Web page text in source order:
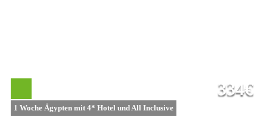
1 Woche Ägypten mit 4* Hotel und All Inclusive
334€